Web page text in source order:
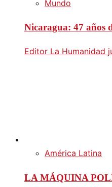
Mundo
Nicaragua: 47 años
Editor La Humanidad
América Latina
LA MÁQUINA